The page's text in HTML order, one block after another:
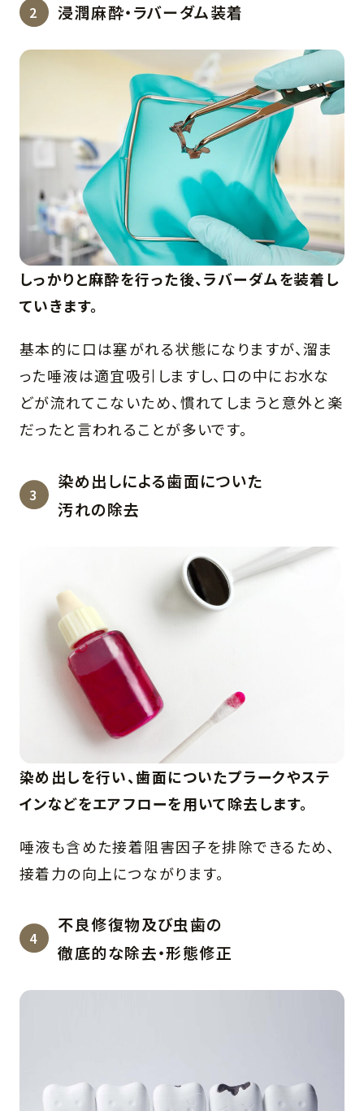
浸潤麻酔・ラバーダム装着
しっかりと麻酔を行った後、ラバーダムを装着し
ていきます。
基本的に口は塞がれる状態になりますが、溜ま
った唾液は適宜吸引しますし、口の中にお水な
どが流れてこないため、慣れてしまうと意外と楽
だったと言われることが多いです。
染め出しによる歯面についた
汚れの除去
染め出しを行い、歯面についたプラークやステ
インなどをエアフローを用いて除去します。
唾液も含めた接着阻害因子を排除できるため、
接着力の向上につながります。
不良修復物及び虫歯の
徹底的な除去・形態修正